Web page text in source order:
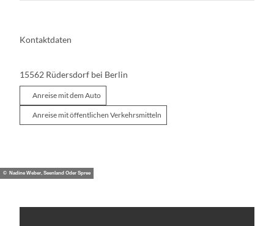
Kontaktdaten
15562 Rüdersdorf bei Berlin
Anreise mit dem Auto
Anreise mit öffentlichen Verkehrsmitteln
© Nadine Weber, Seenland Oder Spree